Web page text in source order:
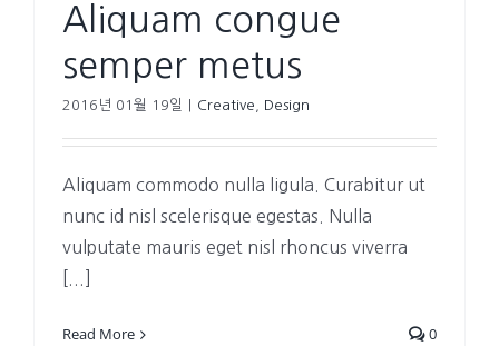
Aliquam congue
semper metus
2016년 01월 19일 Creative Design
Aliquam commodo nulla ligula. Curabitur ut
nunc id nisl scelerisque egestas. Nulla
vulputate mauris eget nisl rhoncus viverra
Read More 0